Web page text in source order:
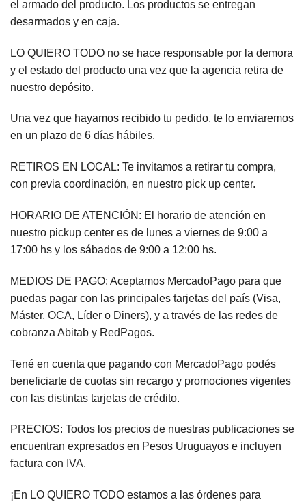
el armado del producto. Los productos se entregan
desarmados y en caja.
LO QUIERO TODO no se hace responsable por la demora
y el estado del producto una vez que la agencia retira de
nuestro depósito.
Una vez que hayamos recibido tu pedido, te lo enviaremos
en un plazo de 6 días hábiles.
RETIROS EN LOCAL: Te invitamos a retirar tu compra,
con previa coordinación, en nuestro pick up center.
HORARIO DE ATENCIÓN: El horario de atención en
nuestro pickup center es de lunes a viernes de 9:00 a
17:00 hs y los sábados de 9:00 a 12:00 hs.
MEDIOS DE PAGO: Aceptamos MercadoPago para que
puedas pagar con las principales tarjetas del país (Visa,
Máster, OCA, Líder o Diners), y a través de las redes de
cobranza Abitab y RedPagos.
Tené en cuenta que pagando con MercadoPago podés
beneficiarte de cuotas sin recargo y promociones vigentes
con las distintas tarjetas de crédito.
PRECIOS: Todos los precios de nuestras publicaciones se
encuentran expresados en Pesos Uruguayos e incluyen
factura con IVA.
¡En LO QUIERO TODO estamos a las órdenes para